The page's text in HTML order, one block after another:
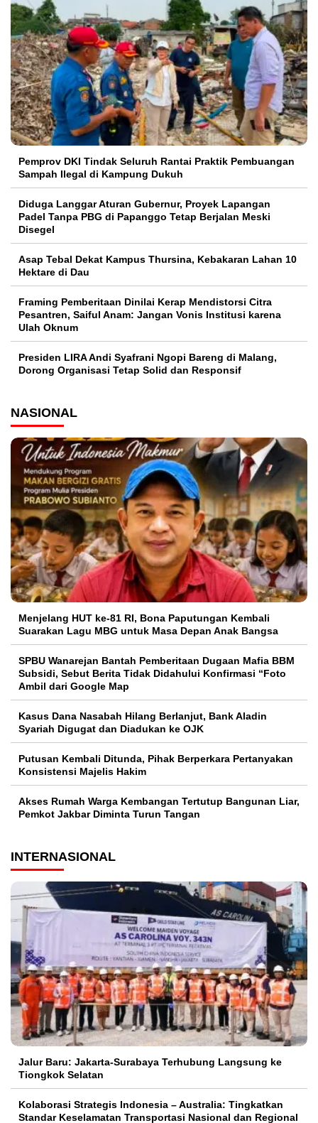
Pemprov DKI Tindak Seluruh Rantai Praktik Pembuangan
Sampah Ilegal di Kampung Dukuh
Diduga Langgar Aturan Gubernur, Proyek Lapangan
Padel Tanpa PBG di Papanggo Tetap Berjalan Meski
Disegel
Asap Tebal Dekat Kampus Thursina, Kebakaran Lahan 10
Hektare di Dau
Framing Pemberitaan Dinilai Kerap Mendistorsi Citra
Pesantren, Saiful Anam: Jangan Vonis Institusi karena
Ulah Oknum
Presiden LIRA Andi Syafrani Ngopi Bareng di Malang,
Dorong Organisasi Tetap Solid dan Responsif
NASIONAL
Menjelang HUT ke-81 RI, Bona Paputungan Kembali
Suarakan Lagu MBG untuk Masa Depan Anak Bangsa
SPBU Wanarejan Bantah Pemberitaan Dugaan Mafia BBM
Subsidi, Sebut Berita Tidak Didahului Konfirmasi “Foto
Ambil dari Google Map
Kasus Dana Nasabah Hilang Berlanjut, Bank Aladin
Syariah Digugat dan Diadukan ke OJK
Putusan Kembali Ditunda, Pihak Berperkara Pertanyakan
Konsistensi Majelis Hakim
Akses Rumah Warga Kembangan Tertutup Bangunan Liar,
Pemkot Jakbar Diminta Turun Tangan
INTERNASIONAL
Jalur Baru: Jakarta-Surabaya Terhubung Langsung ke
Tiongkok Selatan
Kolaborasi Strategis Indonesia – Australia: Tingkatkan
Standar Keselamatan Transportasi Nasional dan Regional